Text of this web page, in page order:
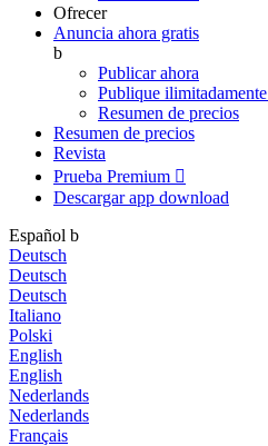
Ofrecer
Anuncia ahora gratis
b
Publicar ahora
Publique ilimitadamente
Resumen de precios
Resumen de precios
Revista
Prueba Premium 
Descargar app download
Español b
Deutsch
Deutsch
Deutsch
Italiano
Polski
English
English
Nederlands
Nederlands
Français